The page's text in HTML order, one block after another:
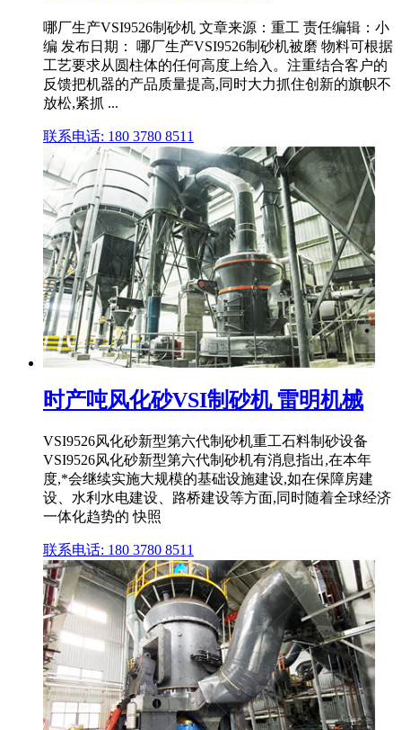
哪厂生产VSI9526制砂机 文章来源：重工 责任编辑：小
编 发布日期： 哪厂生产VSI9526制砂机被磨 物料可根据
工艺要求从圆柱体的任何高度上给入。注重结合客户的
反馈把机器的产品质量提高,同时大力抓住创新的旗帜不
放松,紧抓 ...
联系电话: 180 3780 8511
时产吨风化砂VSI制砂机 雷明机械
VSI9526风化砂新型第六代制砂机重工石料制砂设备
VSI9526风化砂新型第六代制砂机有消息指出,在本年
度,*会继续实施大规模的基础设施建设,如在保障房建
设、水利水电建设、路桥建设等方面,同时随着全球经济
一体化趋势的 快照
联系电话: 180 3780 8511